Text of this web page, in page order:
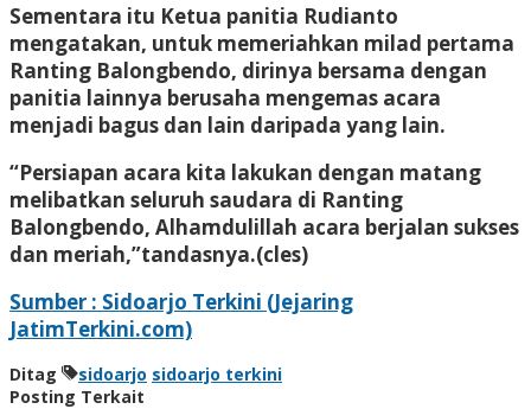
Sementara itu Ketua panitia Rudianto
mengatakan, untuk memeriahkan milad pertama
Ranting Balongbendo, dirinya bersama dengan
panitia lainnya berusaha mengemas acara
menjadi bagus dan lain daripada yang lain.
“Persiapan acara kita lakukan dengan matang
melibatkan seluruh saudara di Ranting
Balongbendo, Alhamdulillah acara berjalan sukses
dan meriah,”tandasnya.(cles)
Sumber : Sidoarjo Terkini (Jejaring
JatimTerkini.com)
Ditag sidoarjo sidoarjo terkini
Posting Terkait